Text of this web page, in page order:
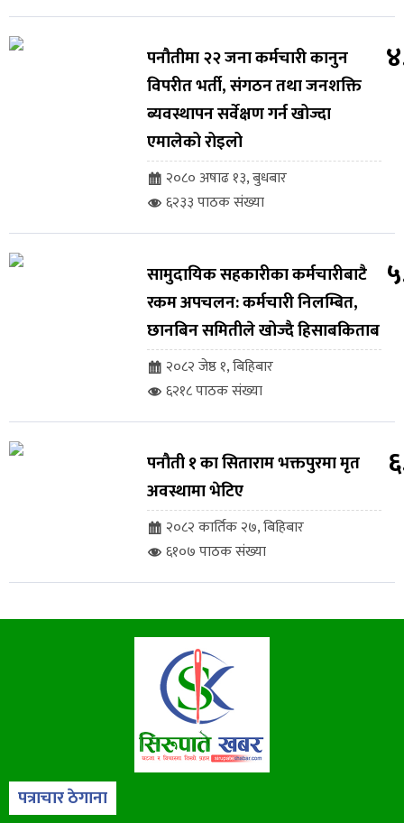
पनौतीमा २२ जना कर्मचारी कानुन
विपरीत भर्ती, संगठन तथा जनशक्ति
ब्यवस्थापन सर्वेक्षण गर्न खोज्दा
एमालेको रोइलो
२०८० अषाढ १३, बुधबार
६२३३ पाठक संख्या
सामुदायिक सहकारीका कर्मचारीबाटै
रकम अपचलन: कर्मचारी निलम्बित,
छानबिन समितीले खोज्दै हिसाबकिताब
२०८२ जेष्ठ १, बिहिबार
६२१८ पाठक संख्या
पनौती १ का सिताराम भक्तपुरमा मृत
अवस्थामा भेटिए
२०८२ कार्तिक २७, बिहिबार
६१०७ पाठक संख्या
पत्राचार ठेगाना